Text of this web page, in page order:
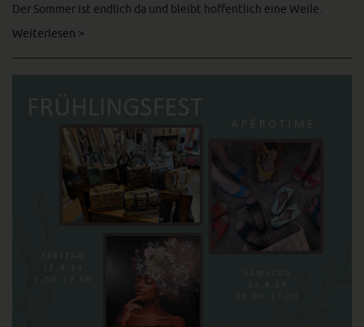
Der Sommer ist endlich da und bleibt hoffentlich eine Weile.
Weiterlesen >